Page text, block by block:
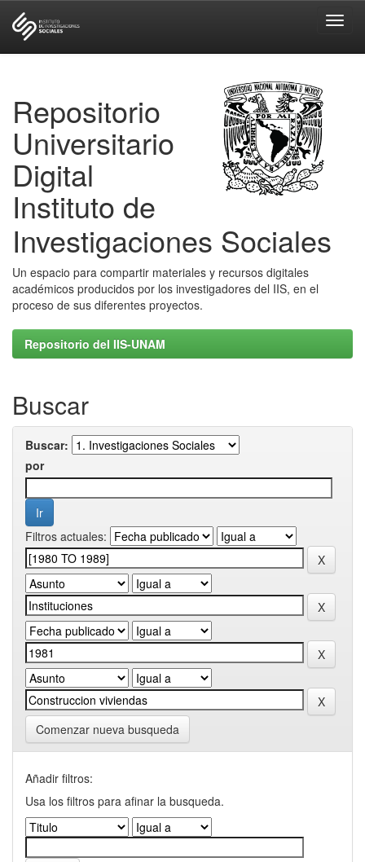
Repositorio
Universitario
Digital
Instituto de
Investigaciones Sociales
Un espacio para compartir materiales y recursos digitales
académicos producidos por los investigadores del IIS, en el
proceso de sus diferentes proyectos.
Repositorio del IIS-UNAM
Buscar
Buscar:
por
Filtros actuales:
Comenzar nueva busqueda
Añadir filtros:
Usa los filtros para afinar la busqueda.